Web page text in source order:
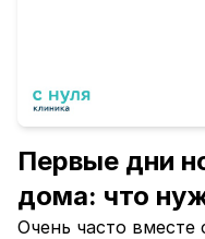
Первые дни
дома: что
Очень часто вместе